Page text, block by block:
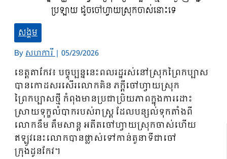
សង្គម
Byសហការី| 05/29/2026
ខេត្តតាកែវ៖ បច្ចុប្បន្ននេះពលរដ្ឋរស់នៅស្រុកព្រៃកប្បាស
បានកោដសរសើរលោកគិន ភក្ដីចៅហ្វាយស្រុក
ព្រៃកប្បាសថ្មី កំពុងមានប្រជាប្រិយភាពក្នុងការដោះ
ស្រាយទុក្ខលំបាករបស់រាស្រ្ត ដែលបន្សល់ទុកតាំងពី
លោកឌឹម គឹមសាន្ដ អតីតចៅហ្វាយស្រុកចាស់ហើយ
ឥឡូវនេះលោកបានផ្លាស់ទៅកាន់តួនាទីជាចៅ
ក្រុងដូនកែវ។